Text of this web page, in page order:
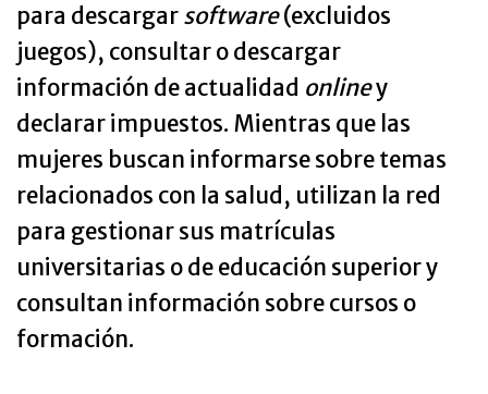
para descargarsoftware(excluidos
juegos), consultar o descargar
información de actualidad onliney
declarar impuestos. Mientras que las
mujeres buscan informarse sobre temas
relacionados con la salud, utilizan la red
para gestionar sus matrículas
universitarias o de educación superior y
consultan información sobre cursos o
formación.